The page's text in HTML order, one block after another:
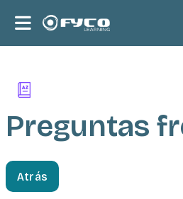
Panel lateral
Preguntas
Atrás